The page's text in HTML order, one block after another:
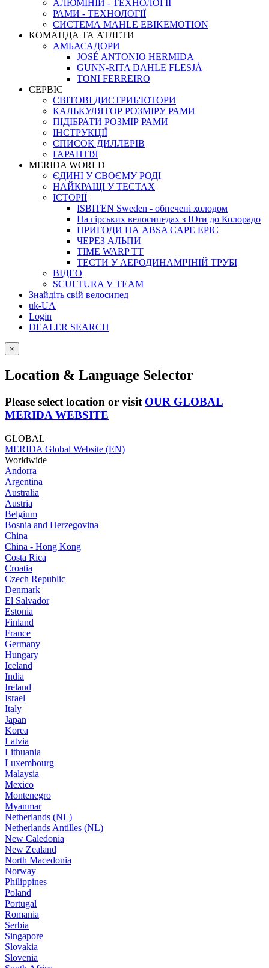
АЛЮМІНІЙ - ТЕХНОЛОГІЇ
РАМИ - ТЕХНОЛОГІЇ
СИСТЕМА MAHLE EBIKEMOTION
КОМАНДА ТА АТЛЕТИ
АМБАСАДОРИ
JOSÉ ANTONIO HERMIDA
GUNN-RITA DAHLE FLESJÅ
TONI FERREIRO
СЕРВІС
СВІТОВІ ДИСТРИБ'ЮТОРИ
КАЛЬКУЛЯТОР РОЗМIРУ РАМИ
ПІДІБРАТИ РОЗМІР РАМИ
IНСТРУКЦIЇ
СПИСОК ДИЛЛЕРІВ
ГАРАНТIЯ
MERIDA WORLD
ЄДИНI У СВОЄМУ РОДI
НАЙКРАЩІ У ТЕСТАХ
ІСТОРІЇ
ISBITEN Sweden - обпечені холодом
На гірських велосипедах з Юти до Колорадо
ПРИГОДИ НА ABSA CAPE EPIC
ЧЕРЕЗ АЛЬПИ
TIME WARP TT
ТЕСТИ У АЕРОДИНАМІЧНІЙ ТРУБІ
ВІДЕО
SCULTURA V TEAM
Знайдіть свій велосипед
uk-UA
Login
DEALER SEARCH
×
Location & Language Selector
Please select location or visit OUR GLOBAL
MERIDA WEBSITE
GLOBAL
MERIDA Global Website (EN)
Worldwide
Andorra
Argentina
Australia
Austria
Belgium
Bosnia and Herzegovina
China
China - Hong Kong
Costa Rica
Croatia
Czech Republic
Denmark
El Salvador
Estonia
Finland
France
Germany
Hungary
Iceland
India
Ireland
Israel
Italy
Japan
Korea
Latvia
Lithuania
Luxembourg
Malaysia
Mexico
Montenegro
Myanmar
Netherlands (NL)
Netherlands Antilles (NL)
New Caledonia
New Zealand
North Macedonia
Norway
Philippines
Poland
Portugal
Romania
Serbia
Singapore
Slovakia
Slovenia